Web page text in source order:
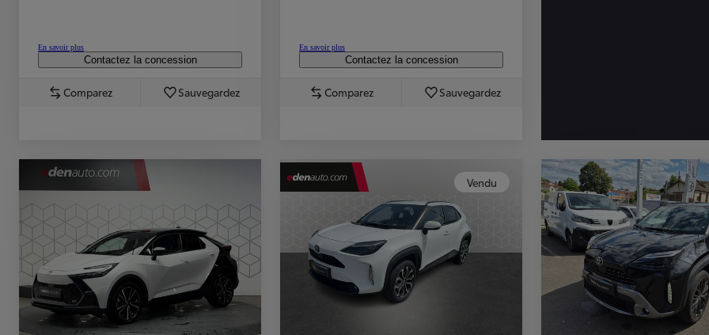
TOYOTA C-HR
HYBRIDE OU HYBRIDE RECHARGEABLE
En savoir plus
Contactez la concession
Comparez Sauvegardez
En savoir plus
Contactez la concession
Comparez Sauvegardez
Vendu